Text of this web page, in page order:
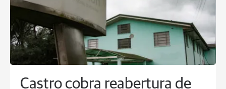
Castro cobra reabertura de